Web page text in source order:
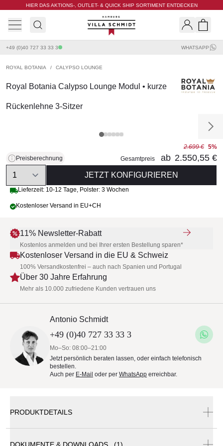
HIER DAS AKTIONS-, OUTLET- & QUICK SHIP SORTIMENT ENTDECKEN
Villa Schmidt
+49 (0)40 727 33 33 3 WHATSAPP
ROYAL BOTANIA / CALYPSO LOUNGE
Royal Botania Calypso Lounge Modul • kurze
Rückenlehne 3-Sitzer
Preisberechnung
2.699 € 5%
Gesamtpreis
ab 2.550,55 €
Quantity
JETZT KONFIGURIEREN
Lieferzeit: 10-12 Tage, Polster: 3 Wochen
Kostenloser Versand in EU+CH
11% Newsletter-Rabatt
Kostenlos anmelden und bei Ihrer ersten Bestellung sparen*
Kostenloser Versand in die EU & Schweiz
100% Versandkostenfrei – auch nach Spanien und Portugal
Über 30 Jahre Erfahrung
Mehr als 10.000 zufriedene Kunden vertrauen uns
Antonio Schmidt
+49 (0)40 727 33 33 3
Mo–So: 08:00–21:00
Jetzt persönlich beraten lassen, oder einfach telefonisch
bestellen.
Auch per E-Mail oder per WhatsApp erreichbar.
PRODUKTDETAILS
DOKUMENTE & DOWNLOADS (1)